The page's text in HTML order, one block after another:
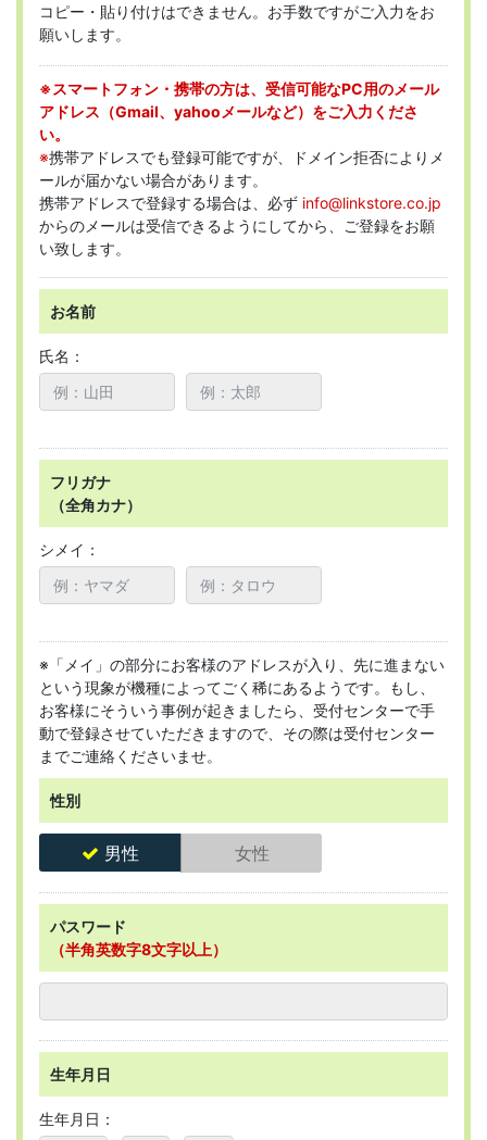
コピー・貼り付けはできません。お手数ですがご入力をお
願いします。
※スマートフォン・携帯の方は、受信可能なPC用のメール
アドレス（Gmail、yahooメールなど）をご入力くださ
い。
※携帯アドレスでも登録可能ですが、ドメイン拒否によりメ
ールが届かない場合があります。
携帯アドレスで登録する場合は、必ず info@linkstore.co.jp
からのメールは受信できるようにしてから、ご登録をお願
い致します。
お名前
氏名：
フリガナ
（全角カナ）
シメイ：
※「メイ」の部分にお客様のアドレスが入り、先に進まない
という現象が機種によってごく稀にあるようです。もし、
お客様にそういう事例が起きましたら、受付センターで手
動で登録させていただきますので、その際は受付センター
までご連絡くださいませ。
性別
男性 女性
パスワード
（半角英数字8文字以上）
生年月日
生年月日：